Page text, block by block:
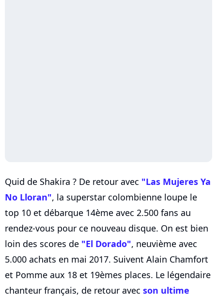
Quid de Shakira ? De retour avec "Las Mujeres Ya
No Lloran", la superstar colombienne loupe le
top 10 et débarque 14ème avec 2.500 fans au
rendez-vous pour ce nouveau disque. On est bien
loin des scores de "El Dorado", neuvième avec
5.000 achats en mai 2017. Suivent Alain Chamfort
et Pomme aux 18 et 19èmes places. Le légendaire
chanteur français, de retour avec son ultime